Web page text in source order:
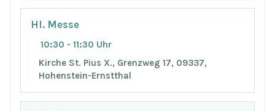
Hl. Messe
10:30 - 11:30 Uhr
Kirche St. Pius X., Grenzweg 17, 09337,
Hohenstein-Ernstthal